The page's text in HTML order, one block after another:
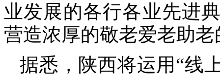
业发展的各行各业先进
营造浓厚的敬老爱老助
据悉，陕西将运用“线